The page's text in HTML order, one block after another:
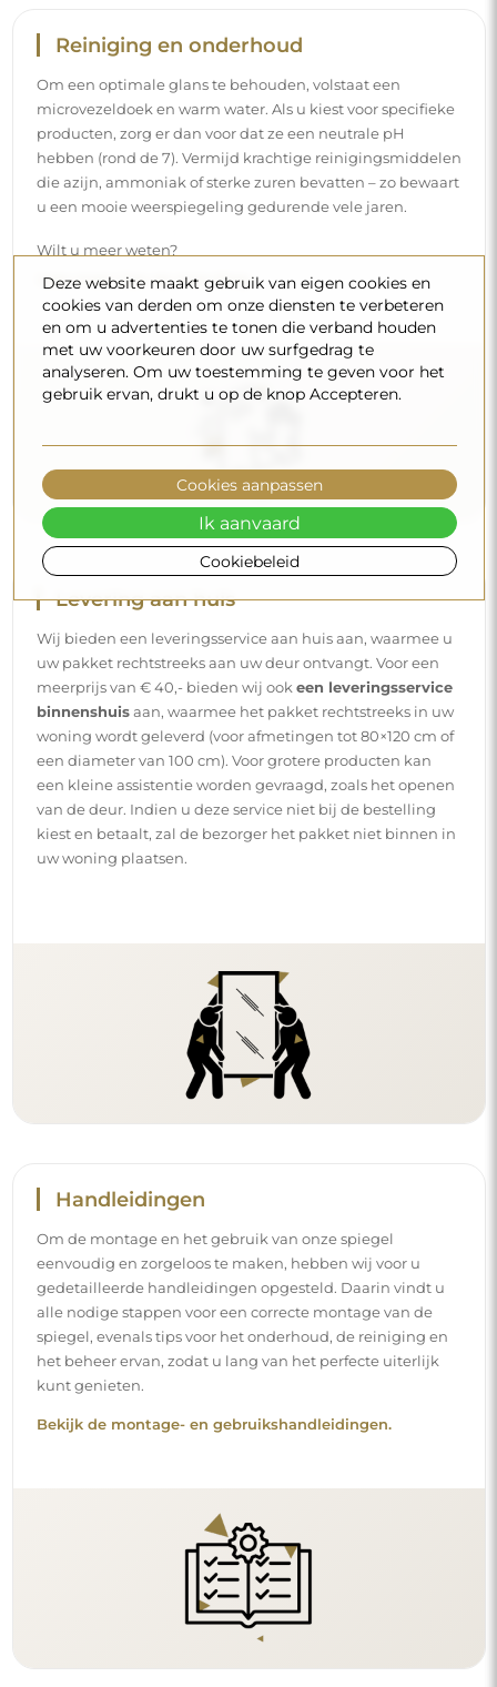
Reiniging en onderhoud
Om een optimale glans te behouden, volstaat een
microvezeldoek en warm water. Als u kiest voor specifieke
producten, zorg er dan voor dat ze een neutrale pH
hebben (rond de 7). Vermijd krachtige reinigingsmiddelen
die azijn, ammoniak of sterke zuren bevatten – zo bewaart
u een mooie weerspiegeling gedurende vele jaren.
Wilt u meer weten?
Lees meer tips op onze blog.
Levering aan huis
Wij bieden een leveringsservice aan huis aan, waarmee u
uw pakket rechtstreeks aan uw deur ontvangt. Voor een
meerprijs van € 40,- bieden wij ook een leveringsservice
binnenshuisaan, waarmee het pakket rechtstreeks in uw
woning wordt geleverd (voor afmetingen tot 80×120 cm of
een diameter van 100 cm). Voor grotere producten kan
een kleine assistentie worden gevraagd, zoals het openen
van de deur. Indien u deze service niet bij de bestelling
kiest en betaalt, zal de bezorger het pakket niet binnen in
uw woning plaatsen.
Handleidingen
Om de montage en het gebruik van onze spiegel
eenvoudig en zorgeloos te maken, hebben wij voor u
gedetailleerde handleidingen opgesteld. Daarin vindt u
alle nodige stappen voor een correcte montage van de
spiegel, evenals tips voor het onderhoud, de reiniging en
het beheer ervan, zodat u lang van het perfecte uiterlijk
kunt genieten.
Bekijk de montage- en gebruikshandleidingen.
Deze website maakt gebruik van eigen cookies en
cookies van derden om onze diensten te verbeteren
en om u advertenties te tonen die verband houden
met uw voorkeuren door uw surfgedrag te
analyseren. Om uw toestemming te geven voor het
gebruik ervan, drukt u op de knop Accepteren.
Cookiebeleid
Cookies aanpassen
Ik aanvaard